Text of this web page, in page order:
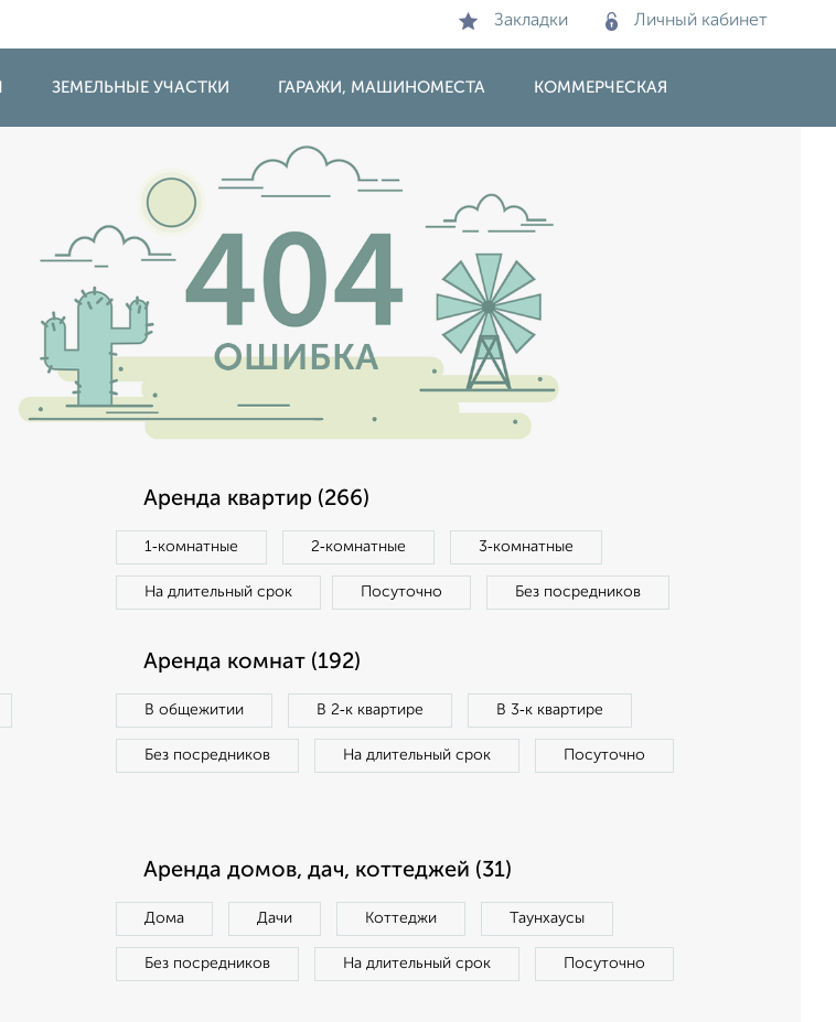
Закладки Личный кабинет
ЗЕМЕЛЬНЫЕ УЧАСТКИ ГАРАЖИ, МАШИНОМЕСТА КОММЕРЧЕСКАЯ
Аренда квартир (266)
1‑комнатные 2‑комнатные 3‑комнатные
На длительный срок Посуточно Без посредников
Аренда комнат (192)
В общежитии В 2‑к квартире В 3‑к квартире
Без посредников На длительный срок Посуточно
Аренда домов, дач, коттеджей (31)
Дома Дачи Коттеджи Таунхаусы
Без посредников На длительный срок Посуточно